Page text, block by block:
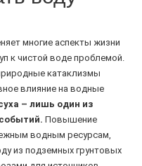
многие аспекты жизни
к чистой воде проблемой.
катаклизмы
влияние на водные
– лишь один из
Повышение
водным ресурсам,
из подземных грунтовых